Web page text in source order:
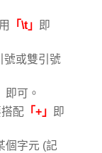
「\t」
即
號或雙引號
即可。
配「+」
即
個字元 (記